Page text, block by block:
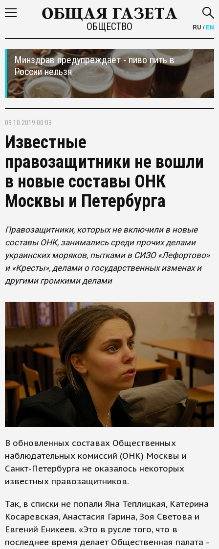
ОБЩЕСТВО RU /EN
Минздрав предупреждает - пиво пить в
России нельзя
09.10.2019 00:03
Известные
правозащитники не вошли
в новые составы ОНК
Москвы и Петербурга
Правозащитники, которых не включили в новые
составы ОНК, занимались среди прочих делами
украинских моряков, пытками в СИЗО «Лефортово»
и «Кресты», делами о государственных изменах и
другими громкими делами
В обновленных составах Общественных
наблюдательных комиссий (ОНК) Москвы и
Санкт-Петербурга не оказалось некоторых
известных правозащитников.
Так, в списки не попали Яна Теплицкая, Катерина
Косаревская, Анастасия Гарина, Зоя Светова и
Евгений Еникеев. «Это в русле того, что в
последнее время делает Общественная палата -